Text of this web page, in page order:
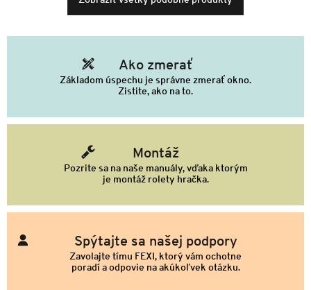
Ako zmerať
Základom úspechu je správne zmerať okno.
Zistite, ako na to.
Montáž
Pozrite sa na naše manuály, vďaka ktorým
je montáž rolety hračka.
Spýtajte sa našej podpory
Zavolajte tímu FEXI, ktorý vám ochotne
poradí a odpovie na akúkoľvek otázku.